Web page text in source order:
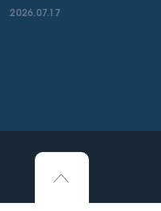
2026.07.17